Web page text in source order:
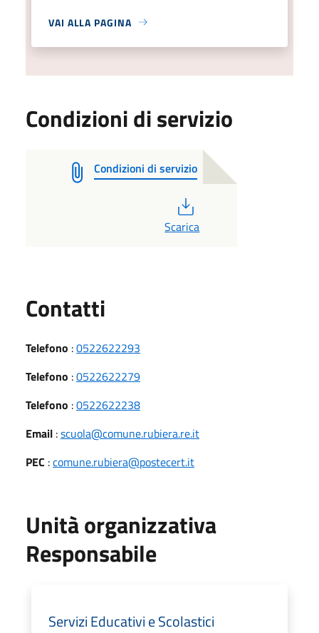
VAI ALLA PAGINA
Condizioni di servizio
Condizioni di servizio
Scarica
Contatti
Telefono :0522622293
Telefono :0522622279
Telefono :0522622238
Email :scuola@comune.rubiera.re.it
PEC :comune.rubiera@postecert.it
Unità organizzativa
Responsabile
Servizi Educativi e Scolastici